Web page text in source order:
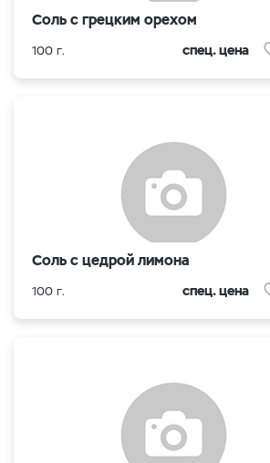
Соль с грецким орехом
100 г. спец. цена
Соль с цедрой лимона
100 г. спец. цена